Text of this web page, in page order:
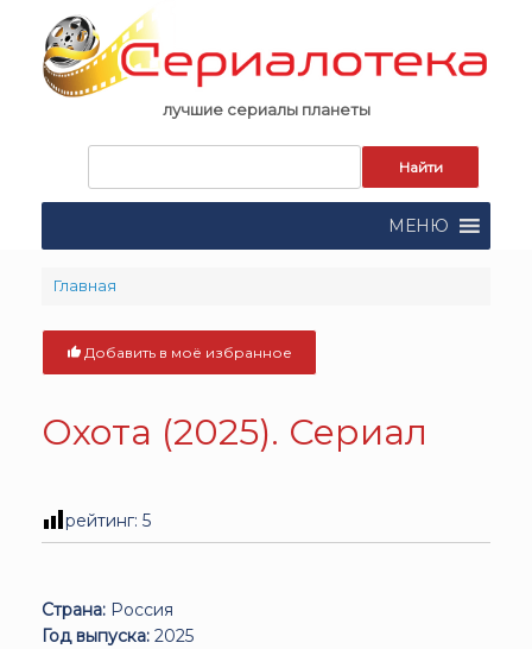
content
лучшие сериалы планеты
поиска:
МЕНЮ
Главная
Добавить в моё избранное
Охота (2025). Сериал
рейтинг: 5
Страна: Россия
Год выпуска: 2025